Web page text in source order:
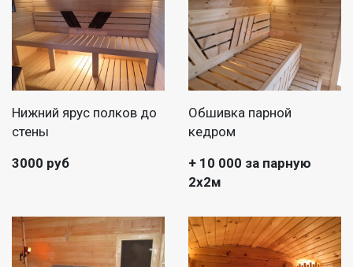
Нижний ярус полков до
стены
3000 руб
Обшивка парной
кедром
+ 10 000 за парную
2х2м